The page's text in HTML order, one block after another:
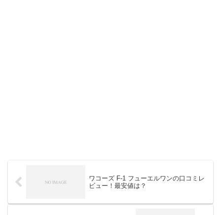
ワコーズ F-1 フューエルワンの口コミレ
ビュー！最安値は？